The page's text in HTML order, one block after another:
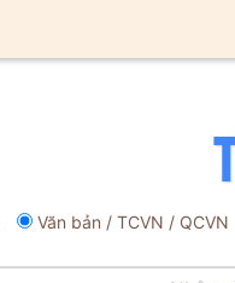
Văn bản / TCVN / QCVN